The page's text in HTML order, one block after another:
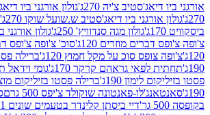
צ'יה 270ג'
גולון אורגני ביו דיאג'סטיב
ביו דיאג'סטיב ש.שועל שוקו 270ג'
גולון אורגני
גולון מגה סנדוויץ' 250ג'
גולון אורגני ביו מריה 350ג'
מוזרים 120ג'
סוכ' צ'ופה צ'ופס דברים מוזרים
סוכ על מקל חמוץ 120ג'
ברילה פסטו ריקוטה
לפאי גראהם קרקר 170ג'
גומי וידאל תות סוכר 500 גר'
לימון 190ג'
ברילה פסטו בזיליקום מוצרלה
פאנטונה שוקולד צ'יפס 500 גרם
סאנטאנג'לו-
דיי ביסתן קלינדר בטעמים שונים 251 גרם